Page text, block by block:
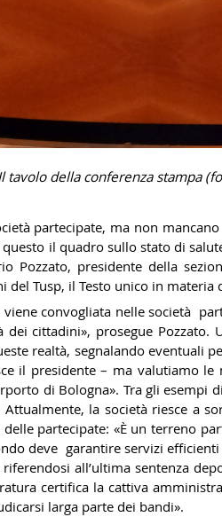
tavolo della conferenza stampa
partecipate, ma non
il quadro sullo stato di
Pozzato, presidente della
del Tusp, il Testo unico in
convogliata nelle società
dei cittadini», prosegue
realtà, segnalando
il presidente – ma valutiamo
di Bologna». Tra gli esempi
la società riesce a
partecipate: «È un terreno
deve garantire servizi
all’ultima sentenza
certifica la cattiva
larga parte dei bandi».